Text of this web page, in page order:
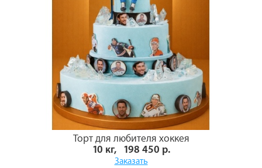
Торт для любителя хоккея
10 кг, 198 450 р.
Заказать